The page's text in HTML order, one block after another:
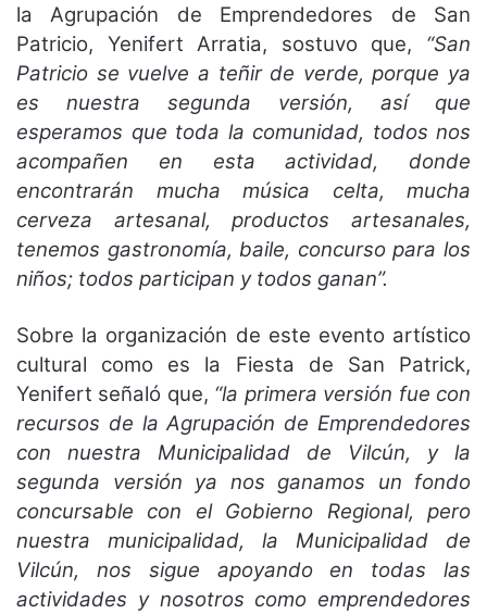
la Agrupación de Emprendedores de San
Patricio, Yenifert Arratia, sostuvo que, “San
Patricio se vuelve a teñir de verde, porque ya
es nuestra segunda versión, así que
esperamos que toda la comunidad, todos nos
acompañen en esta actividad, donde
encontrarán mucha música celta, mucha
cerveza artesanal, productos artesanales,
tenemos gastronomía, baile, concurso para los
niños; todos participan y todos ganan”.
Sobre la organización de este evento artístico
cultural como es la Fiesta de San Patrick,
Yenifert señaló que, “la primera versión fue con
recursos de la Agrupación de Emprendedores
con nuestra Municipalidad de Vilcún, y la
segunda versión ya nos ganamos un fondo
concursable con el Gobierno Regional, pero
nuestra municipalidad, la Municipalidad de
Vilcún, nos sigue apoyando en todas las
actividades y nosotros como emprendedores